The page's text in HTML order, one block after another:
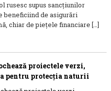
rusesc supus sancțiunilor
beneficiind de asigurări
chiar de piețele financiare […]
proiectele verzi,
pentru protecția naturii